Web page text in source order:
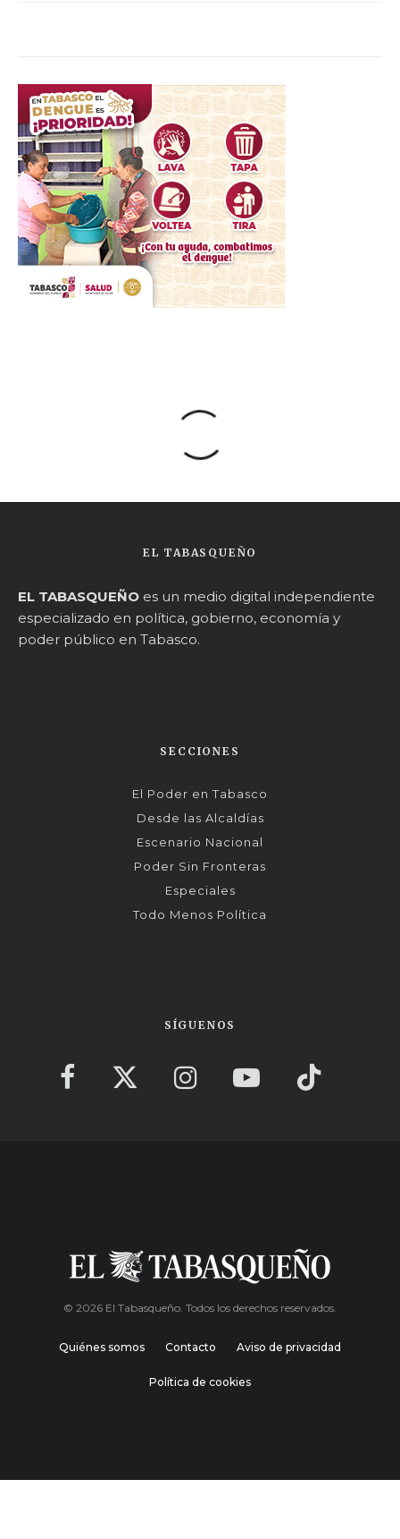
EL TABASQUEÑO
EL TABASQUEÑO es un medio digital independiente
especializado en política, gobierno, economía y
poder público en Tabasco.
SECCIONES
El Poder en Tabasco
Desde las Alcaldías
Escenario Nacional
Poder Sin Fronteras
Especiales
Todo Menos Política
SÍGUENOS
© 2026 El Tabasqueño. Todos los derechos reservados.
Quiénes somos Contacto Aviso de privacidad
Política de cookies